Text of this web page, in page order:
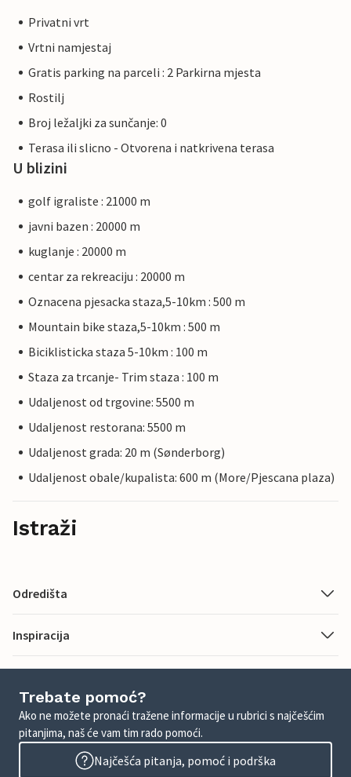
Privatni vrt
Vrtni namjestaj
Gratis parking na parceli : 2 Parkirna mjesta
Rostilj
Broj ležaljki za sunčanje: 0
Terasa ili slicno - Otvorena i natkrivena terasa
U blizini
golf igraliste : 21000 m
javni bazen : 20000 m
kuglanje : 20000 m
centar za rekreaciju : 20000 m
Oznacena pjesacka staza,5-10km : 500 m
Mountain bike staza,5-10km : 500 m
Biciklisticka staza 5-10km : 100 m
Staza za trcanje- Trim staza : 100 m
Udaljenost od trgovine: 5500 m
Udaljenost restorana: 5500 m
Udaljenost grada: 20 m (Sønderborg)
Udaljenost obale/kupalista: 600 m (More/Pjescana plaza)
Istraži
Odredišta
Inspiracija
Trebate pomoć?
Ako ne možete pronaći tražene informacije u rubrici s najčešćim
pitanjima, naš će vam tim rado pomoći.
Najčešća pitanja, pomoć i podrška